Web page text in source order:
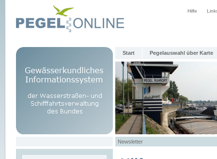
Hilfe
Start Pegelauswahl über Karte
Newsletter